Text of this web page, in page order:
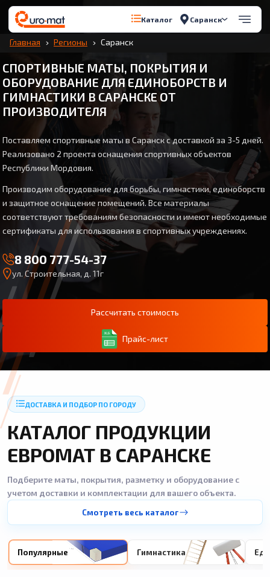
Каталог Саранск
Главная Регионы Саранск
СПОРТИВНЫЕ МАТЫ, ПОКРЫТИЯ И
ОБОРУДОВАНИЕ ДЛЯ ЕДИНОБОРСТВ И
ГИМНАСТИКИ В САРАНСКЕ ОТ
ПРОИЗВОДИТЕЛЯ
Поставляем спортивные маты в Саранск с доставкой за 3-5 дней.
Реализовано 2 проекта оснащения спортивных объектов
Республики Мордовия.
Производим оборудование для борьбы, гимнастики, единоборств
и защитное оснащение помещений. Все материалы
соответствуют требованиям безопасности и имеют необходимые
сертификаты для использования в спортивных учреждениях.
8 800 777-54-37
ул. Строительная, д. 11г
Рассчитать стоимость
Прайс-лист
ДОСТАВКА И ПОДБОР ПО ГОРОДУ
КАТАЛОГ ПРОДУКЦИИ
ЕВРОМАТ В САРАНСКЕ
Подберите маты, покрытия, разметку и оборудование с
учетом доставки и комплектации для вашего объекта.
Смотреть весь каталог
Популярные Гимнастика